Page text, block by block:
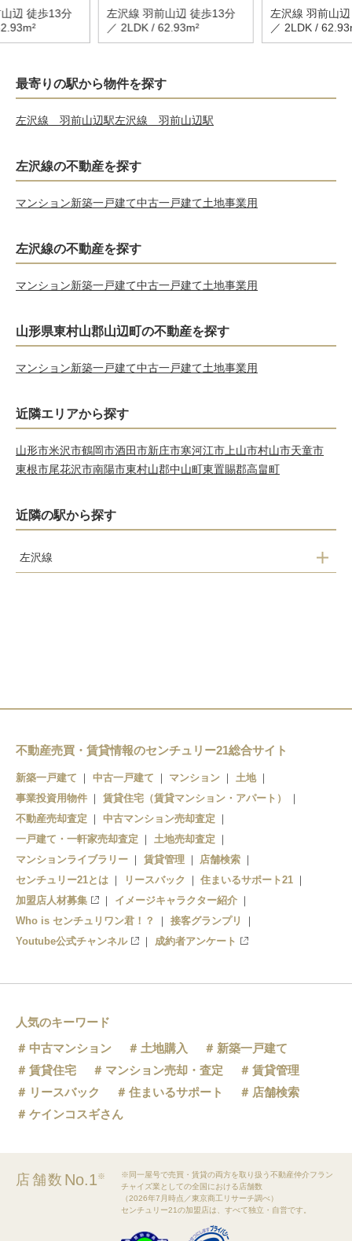
辺 徒歩13分
左沢線 羽前山辺 徒歩13分
／ 2LDK / 62.93m²
左沢線 羽前山
／ 2LDK /
最寄りの駅から物件を探す
左沢線 羽前山辺駅左沢線 羽前山辺駅
左沢線の不動産を探す
マンション新築一戸建て中古一戸建て土地事業用
左沢線の不動産を探す
マンション新築一戸建て中古一戸建て土地事業用
山形県東村山郡山辺町の不動産を探す
マンション新築一戸建て中古一戸建て土地事業用
近隣エリアから探す
山形市米沢市鶴岡市酒田市新庄市寒河江市上山市村山市天童市
東根市尾花沢市南陽市東村山郡中山町東置賜郡高畠町
近隣の駅から探す
左沢線
不動産売買・賃貸情報のセンチュリー21総合サイト
新築一戸建て 中古一戸建て マンション
土地
事業投資用物件
賃貸住宅（賃貸マンション・アパート）
不動産売却査定
中古マンション売却査定
一戸建て・一軒家売却査定
土地売却査定
マンションライブラリー
賃貸管理
店舗検索
センチュリー21とは
リースバック
住まいるサポート21
加盟店人材募集
イメージキャラクター紹介
Who is センチュリワン君！？
接客グランプリ
Youtube公式チャンネル
成約者アンケート
人気のキーワード
中古マンション
土地購入
新築一戸建て
賃貸住宅
マンション売却・査定
賃貸管理
リースバック
住まいるサポート
店舗検索
ケインコスギさん
店舗数 No.1※
※同一屋号で売買・賃貸の両方を取り扱う不動産仲介フラン
チャイズ業としての全国における店舗数
（2026年7月時点／東京商工リサーチ調べ）
センチュリー21の加盟店は、すべて独立・自営です。